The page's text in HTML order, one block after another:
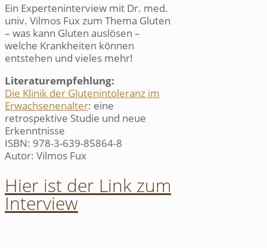
Ein Experteninterview mit Dr. med.
univ. Vilmos Fux zum Thema Gluten
– was kann Gluten auslösen –
welche Krankheiten können
entstehen und vieles mehr!
Literaturempfehlung:
Die Klinik der Glutenintoleranz im
Erwachsenenalter: eine
retrospektive Studie und neue
Erkenntnisse
ISBN: 978-3-639-85864-8
Autor: Vilmos Fux
Hier ist der Link zum
Interview